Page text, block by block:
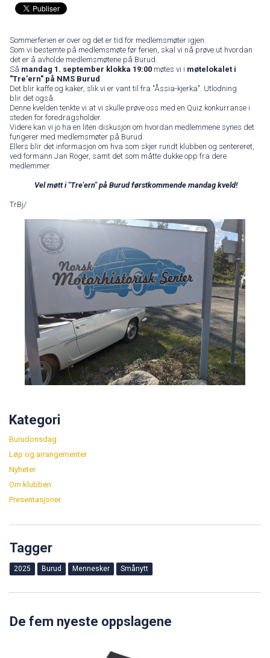
Sommerferien er over og det er tid for medlemsmøter igjen.
Som vi bestemte på medlemsmøte før ferien, skal vi nå prøve ut hvordan
det er å avholde medlemsmøtene på Burud.
Så mandag 1. september klokka 19:00 møtes vi i møtelokalet i
"Tre'ern" på NMS Burud .
Det blir kaffe og kaker, slik vi er vant til fra "Åssia-kjerka". Utlodning
blir det også.
Denne kvelden tenkte vi at vi skulle prøve oss med en Quiz konkurranse i
steden for foredragsholder.
Videre kan vi jo ha en liten diskusjon om hvordan medlemmene synes det
fungerer med medlemsmøter på Burud.
Ellers blir det informasjon om hva som skjer rundt klubben og sentereret,
ved formann Jan Roger, samt det som måtte dukke opp fra dere
medlemmer.
Vel møtt i "Tre'ern" på Burud førstkommende mandag kveld!
TrBj/
Kategori
Burudonsdag
Løp og arrangementer
Nyheter
Om klubben
Presentasjoner
Tagger
2025 Burud Mennesker Smånytt
De fem nyeste oppslagene